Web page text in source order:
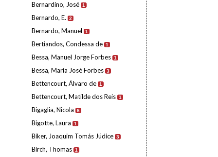
Bernardino, José 1
Bernardo, E. 2
Bernardo, Manuel 1
Bertiandos, Condessa de 1
Bessa, Manuel Jorge Forbes 1
Bessa, Maria José Forbes 3
Bettencourt, Álvaro de 1
Bettencourt, Matilde dos Reis 1
Bigaglia, Nicola 6
Bigotte, Laura 1
Biker, Joaquim Tomás Júdice 3
Birch, Thomas 1